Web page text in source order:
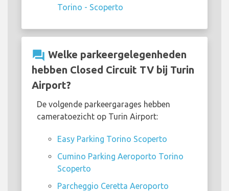
Torino - Scoperto
question_answer Welke parkeergelegenheden
hebben Closed Circuit TV bij Turin
Airport?
De volgende parkeergarages hebben
cameratoezicht op Turin Airport:
Easy Parking Torino Scoperto
Cumino Parking Aeroporto Torino
Scoperto
Parcheggio Ceretta Aeroporto